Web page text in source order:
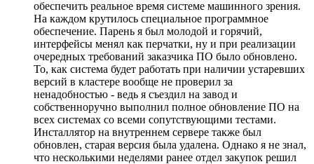
обеспечить реальное время системе машинного зрения.
На каждом крутилось специальное программное
обеспечение. Парень я был молодой и горячий,
интерфейсы менял как перчатки, ну и при реализации
очередных требований заказчика ПО было обновлено.
То, как система будет работать при наличии устаревших
версий в кластере вообще не проверил за
ненадобностью - ведь я съездил на завод и
собственноручно выполнил полное обновление ПО на
всех системах со всеми сопутствующими тестами.
Инсталлятор на внутреннем сервере также был
обновлен, старая версия была удалена. Однако я не знал,
что несколькими неделями ранее отдел закупок решил